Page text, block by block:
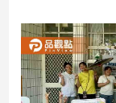
產
經/
股
市